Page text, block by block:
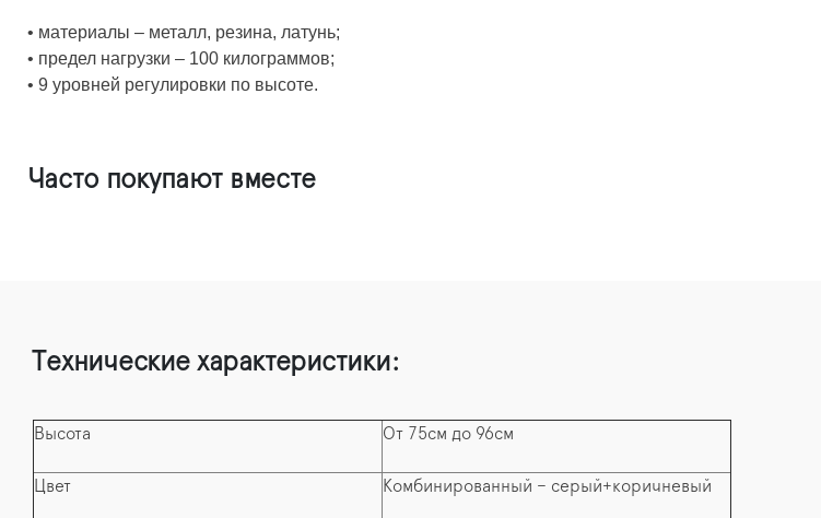
• материалы – металл, резина, латунь;
• предел нагрузки – 100 килограммов;
• 9 уровней регулировки по высоте.
Часто покупают вместе
Технические характеристики:
Высота От 75см до 96см
Цвет Комбинированный – серый+коричневый